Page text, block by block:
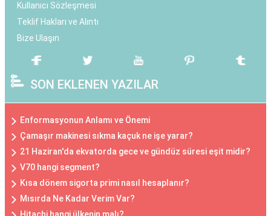
Kullanıcı Sözleşmesi
Teklif Hakları ve Alıntı
Bize Ulaşın
SON EKLENEN YAZILAR
Enformasyonun Anlamı ve Önemi
Çamaşır makinesi sıkma kaçuk ne işe yarar?
21 Haziran'da ekvatorda gece ve gündüz süresi eşit midir?
V70 hangi segment?
Kısa dönem sigorta primi nasıl hesaplanır?
Mısırda Ne Kadar Verim Var?